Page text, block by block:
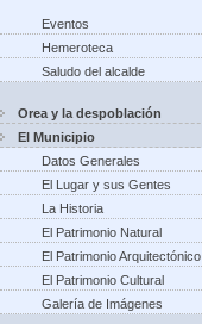
Eventos
Hemeroteca
Saludo del alcalde
Orea y la despoblación
El Municipio
Datos Generales
El Lugar y sus Gentes
La Historia
El Patrimonio Natural
El Patrimonio Arquitectónico
El Patrimonio Cultural
Galería de Imágenes